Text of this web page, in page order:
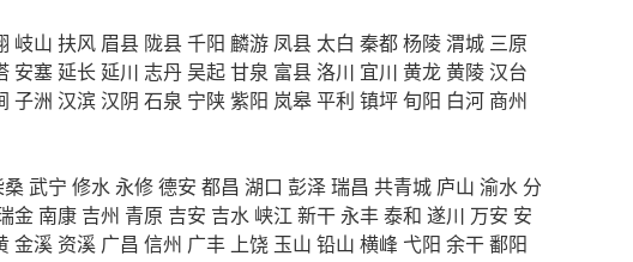
岐山 扶风 眉县 陇县千阳 麟游 凤县 太白 秦都杨陵渭城 三原
安塞延长 延川 志丹吴起甘泉 富县洛川 宜川 黄龙黄陵汉台
子洲 汉滨汉阴 石泉 宁陕紫阳 岚皋平利 镇坪旬阳 白河 商州
武宁 修水 永修德安 都昌 湖口 彭泽瑞昌 共青城 庐山 渝水 分
金 南康 吉州 青原 吉安 吉水 峡江 新干 永丰泰和 遂川 万安 安
金溪 资溪 广昌 信州 广丰 上饶 玉山 铅山 横峰 弋阳 余干鄱阳